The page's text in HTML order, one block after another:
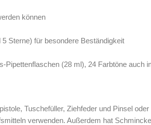
können
Sterne) für besondere Beständigkeit
(28 ml), 24 Farbtöne auch
Tuschefüller, Ziehfeder und Pinsel
verwenden. Außerdem hat